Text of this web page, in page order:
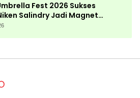
Fest 2026 Sukses
Salindry Jadi Magnet